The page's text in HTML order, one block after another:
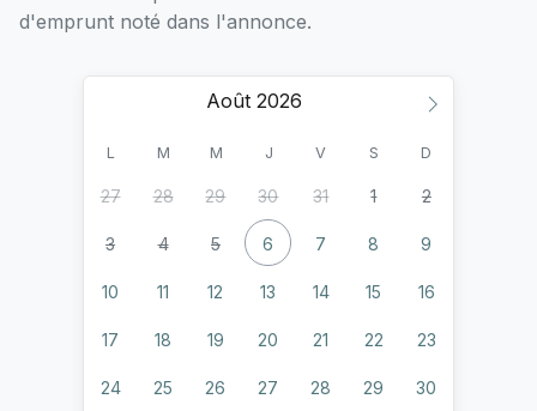
d'emprunt noté dans l'annonce.
Août
L M M J V S D
27 28 29 30 31 1 2
3 4 5 6 7 8 9
10 11 12 13 14 15 16
17 18 19 20 21 22 23
24 25 26 27 28 29 30